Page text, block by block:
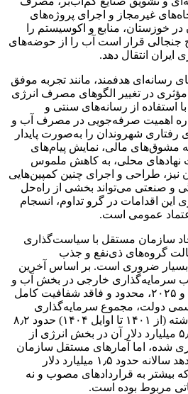
غیرمجاز و اجرای پروژه‌های
خوزستان، منابع و اکوسیستم را
قرار است آب را از حوضه‌های
انتقال دهد.
رسانه‌ای هدفمند، مانند تجربه موفق
در تغییر الگوهای مصرف انرژی
با استفاده از رسانه‌های سنتی و
اهمیت صرفه‌جویی در مصرف آب و
رفتاری شهروندان را به‌صورت پایدار
مشوق‌های مالی، نمایش پیام‌های
نهادهای محلی، به کاهش ملموس
طراحی و اجرای چنین کمپین‌هایی
صنعتی می‌تواند بخشی از راه‌حل
این اقدامات در گرو تداوم، انسجام
عمومی است.
سازمان مستقل با سیاست‌گذاری
گروه‌های ذی‌نفع و جذب
ضروری است. بر اساس آخرین
سرمایه‌گذاری خارجی در بخش آب و
برق ایران تا سال‌های ۲۰۲۴ و ۲۰۲۵، محدود و فاقد شفافیت کامل
دولت، مجموع سرمایه‌گذاری
خارجی مصوب در دولت گذشته (از ۱۴۰۱ تا اوایل ۱۴۰۴) حدود ۸٫۲
میلیارد دلار بوده که حدود ۵٫۵ میلیارد دلار آن در بخش انرژی از
شده، اما آمارهای مستقل سازمان
ملل (UNCTAD) نشان می‌دهد سالانه حدود ۱٫۵ میلیارد دلار
به قراردادهای مصوب و نه
مربوط بوده است.